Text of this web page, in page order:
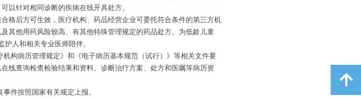
以针对相同诊断的疾病在线开具处方。
格后方可生效，医疗机构、药品经营企业可委托符合条件的第三方机
其他用药风险较高、有其他特殊管理规定的药品处方。为低龄儿童
护人和相关专业医师陪伴。
构病历管理规定》和《电子病历基本规范（试行）》等相关文件要
线查询检查检验结果和资料、诊断治疗方案、处方和医嘱等病历资
件按照国家有关规定上报。
녕